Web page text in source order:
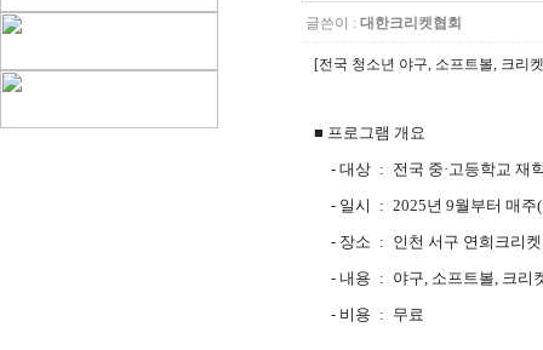
글쓴이 : 대한크리켓협회
[전국 청소년 야구, 소프트볼, 크리
■ 프로그램 개요
- 대상 : 전국 중·고등학교 재
- 일시 : 2025년 9월부터 매주(
- 장소 : 인천 서구 연희크리
- 내용 : 야구, 소프트볼, 크리
- 비용 : 무료